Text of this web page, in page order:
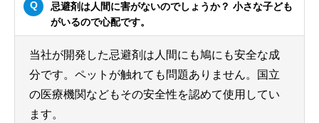
忌避剤は人間に害がないのでしょうか？ 小さな子ども
がいるので心配です。
当社が開発した忌避剤は人間にも鳩にも安全な成
分です。ペットが触れても問題ありません。国立
の医療機関などもその安全性を認めて使用してい
ます。